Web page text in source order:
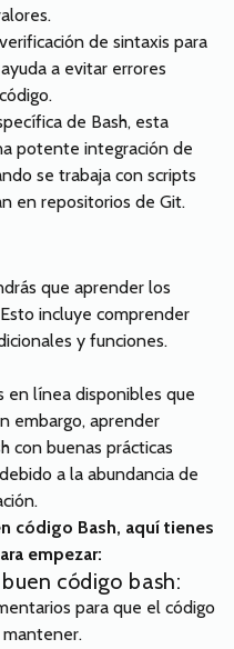
de sintaxis para
a evitar errores
de Bash, esta
potente integración de
se trabaja con scripts
en repositorios de Git.
que aprender los
incluye comprender
y funciones.
en línea disponibles que
embargo, aprender
con buenas prácticas
a la abundancia de
código Bash, aquí tienes
empezar:
código bash:
para que el código